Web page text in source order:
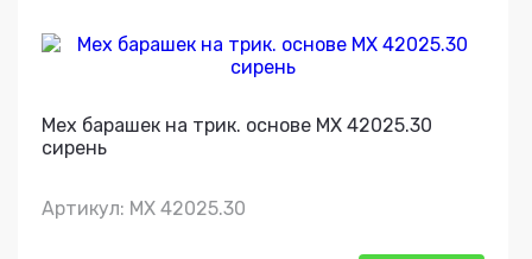
Мех барашек на трик. основе МХ 42025.30
сирень
Артикул: МХ 42025.30